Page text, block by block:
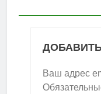
Ваш адрес